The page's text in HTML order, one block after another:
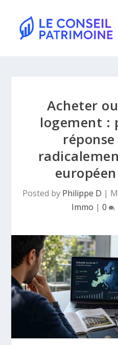
Acheter
logement :
Posted by Philippe D |
Immo | 0